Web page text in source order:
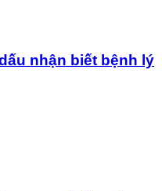
nhận biết bệnh lý